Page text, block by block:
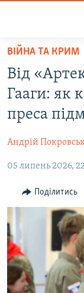
Перейти
основного
матеріалу
до
основної
навігації
Перейти
пошуку
ВОДА.КРИМ
ВІДЕО ТА ФОТО
БЛОГИ
ПОГЛЯД
ІНТЕРВ'Ю
ВСЕ ЗА ДЕНЬ
СПЕЦПРОЕКТИ
ДЕПОРТАЦІЯ
ВІДЕОУРОКИ
ЯК ОБІЙТИ
Русский
ВІЙНА ТА КРИМ
Від
Гааги: як
преса
Андрій
05 липень 2026,
Поділитись